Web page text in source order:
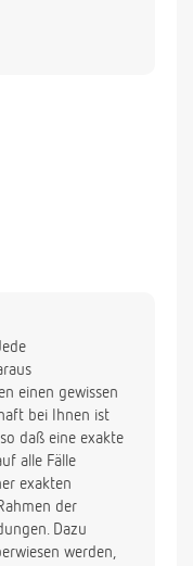
einen gewissen
bei Ihnen ist
daß eine exakte
alle Fälle
exakten
der
Dazu
werden,